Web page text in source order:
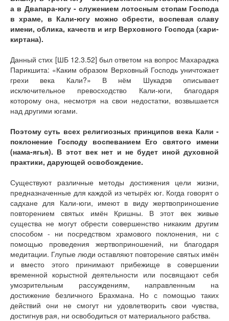
Книги
Аудио
Видео
Наши контакты
Помощь Швета Двипе
а в Двапара-югу - служением лотосным стопам Господа
в храме, в Кали-югу можно обрести, воспевая славу
имени, облика, качеств и игр Верховного Господа (хари-
киртана).
Данный стих [ШБ 12.3.52] был ответом на вопрос Махараджа
Парикшита: «Каким образом Верховный Господь уничтожает
грехи века Кали?» В нём Шукадэв описывает
исключительное превосходство Кали-юги, благодаря
которому она, несмотря на свои недостатки, возвышается
над другими югами.
Поэтому суть всех религиозных принципов века Кали -
поклонение Господу воспеванием Его святого имени
(нама-ягья). В этот век нет и не будет иной духовной
практики, дарующей освобождение.
Существуют различные методы достижения цели жизни,
предназначенные для каждой из четырёх юг. Когда говорят о
садхане для Кали-юги, имеют в виду жертвоприношение
повторением святых имён Кришны. В этот век живые
существа не могут обрести совершенство никаким другим
способом - ни посредством храмового поклонения, ни с
помощью проведения жертвоприношений, ни благодаря
медитации. Глупые люди оставляют повторение святых имён
и вместо этого принимают прибежище в совершении
временной корыстной деятельности или посвящают себя
умозрительным рассуждениям, направленным на
достижение безличного Брахмана. Но с помощью таких
действий они не смогут ни удовлетворить свои чувства,
достигнув рая, ни освободиться от материального рабства.